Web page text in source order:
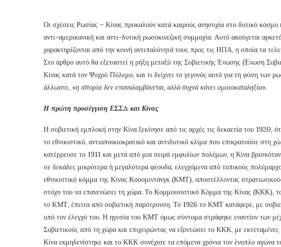
Οι σχέσεις Ρωσίας – Κίνας προκαλούν κατά καιρούς ανησυχία στο δυτικό
αντι-αμερικανική και αντι-δυτική ρωσοκινεζική συμμαχία. Αυτό ακούγεται
χαρακτηρίζονται από την κοινή αντιπαλότητά τους προς τις ΗΠΑ, η οποία τα
Στο άρθρο αυτό θα εξεταστεί η ρήξη μεταξύ της Σοβιετικής Ένωσης (Ένωση
Κίνας κατά τον Ψυχρό Πόλεμο, και τι δείχνει το γεγονός αυτό για τη φύση των
άλλωστε, «η ιστορία δεν επαναλαμβάνεται, αλλά συχνά κάνει ομοιοκαταληξία».
Η πρώτη προσέγγιση ΕΣΣΔ και Κίνας
Η σοβιετική εμπλοκή στην Κίνα ξεκίνησε από τις αρχές τις δεκαετία του 1920,
το εθνικιστικό, αντιαποικιοκρατικό και αντιδυτικό κλίμα που επικρατούσε στη
κατέρρευσε το 1911 και μετά από μια σειρά εμφυλίων πολέμων, η Κίνα
σε δεκάδες μικρότερα ή μεγαλύτερα φέουδα, ελεγχόμενα από τοπικούς
εθνικιστικό κόμμα της Κίνας Κουομιντάνγκ (ΚΜΤ), αποστέλλοντας
στόχο του να επανενώσει τη χώρα. Το Κομμουνιστικό Κόμμα της Κίνας (ΚΚΚ), το
το ΚΜΤ, έπειτα από σοβιετική παρότρυνση. Το 1926 το ΚΜΤ κατάφερε, με
υπό τον έλεγχό του. Η ηγεσία του ΚΜΤ όμως σύντομα στράφηκε εναντίον των
Σοβιετικούς από τη χώρα και επιχειρώντας να εξοντώσει το ΚΚΚ, με
Κίνα εκμηδενίστηκε και το ΚΚΚ συνέχισε τα επόμενα χρόνια τον ένοπλο αγώνα